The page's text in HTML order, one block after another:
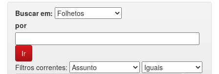
Buscar em:
por
Filtros correntes: